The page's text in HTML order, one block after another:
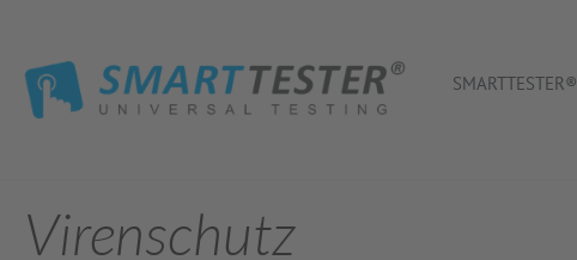
SMARTTESTER®
Virenschutz